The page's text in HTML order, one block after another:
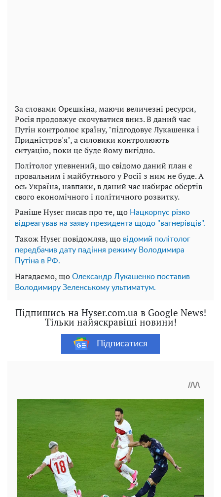
За словами Орєшкіна, маючи величезні ресурси,
Росія продовжує скочуватися вниз. В даний час
Путін контролює країну, "підгодовує Лукашенка і
Придністров'я", а силовики контролюють
ситуацію, поки це буде йому вигідно.
Політолог упевнений, що свідомо даний план є
провальним і майбутнього у Росії з ним не буде. А
ось Україна, навпаки, в даний час набирає обертів
свого економічного і політичного розвитку.
Раніше Hyser писав про те, що Нацкорпус різко
відреагував на заяву президента щодо "вагнерівців".
Також Hyser повідомляв, що відомий політолог
передбачив дату падіння режиму Володимира
Путіна в РФ.
Нагадаємо, що Олександр Лукашенко поставив
Володимиру Зеленському ультиматум.
Підпишись на Hyser.com.ua в Google News!
Тільки найяскравіші новини!
Підписатися